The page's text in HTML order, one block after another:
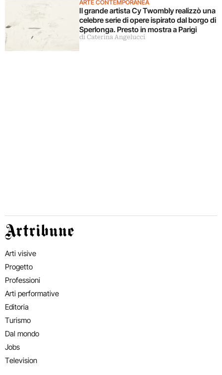
ARTE CONTEMPORANEA
Il grande artista Cy Twombly realizzò una
celebre serie di opere ispirato dal borgo di
Sperlonga. Presto in mostra a Parigi
di Caterina Angelucci
Artribune
Arti visive
Progetto
Professioni
Arti performative
Editoria
Turismo
Dal mondo
Jobs
Television